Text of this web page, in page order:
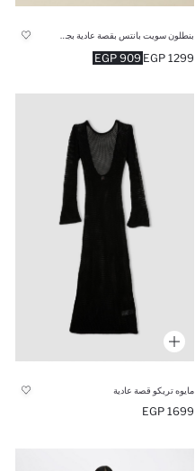
909 EGP 1299 EGP
مايوه تريكو قصة عادية
1699 EGP